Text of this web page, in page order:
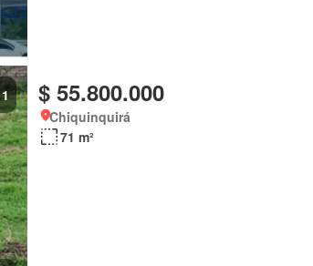
1 $ 55.800.000
Chiquinquirá
71 m²